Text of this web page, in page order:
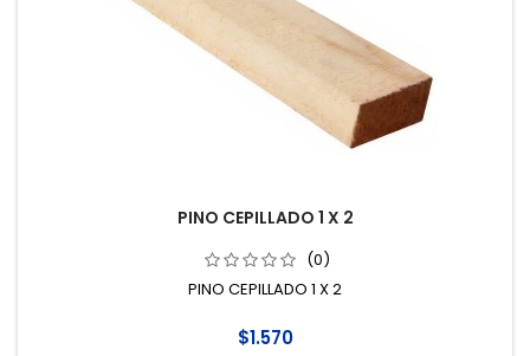
PINO CEPILLADO 1 X 2
(0)
PINO CEPILLADO 1 X 2
$1.570